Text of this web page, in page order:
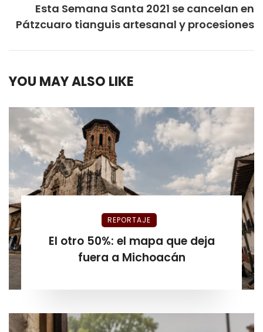
Esta Semana Santa 2021 se cancelan en
Pátzcuaro tianguis artesanal y procesiones
YOU MAY ALSO LIKE
REPORTAJE
El otro 50%: el mapa que deja
fuera a Michoacán